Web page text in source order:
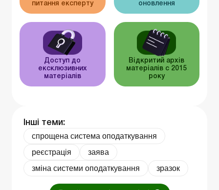
питання експерту
оновлення
Доступ до
ексклюзивних
матеріалів
Відкритий архів
матеріалів c 2015
року
Інші теми:
спрощена система оподаткування
реєстрація
заява
зміна системи оподаткування
зразок